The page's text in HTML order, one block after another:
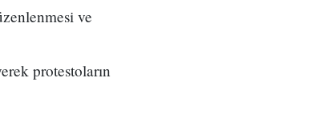
ve
protestoların